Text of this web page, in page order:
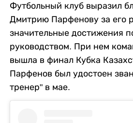
Футбольный клуб выразил
Дмитрию Парфенову за его
значительные достижения
руководством. При нем
вышла в финал Кубка
Парфенов был удостоен
тренер" в мае.